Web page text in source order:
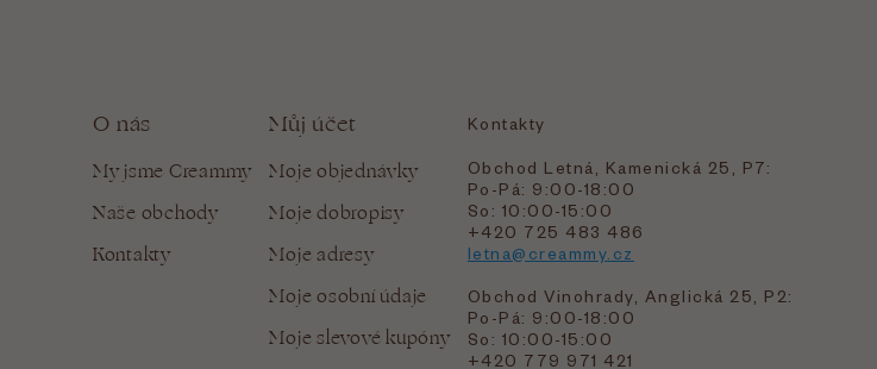
O nás
My jsme Creammy
Naše obchody
Kontakty
Můj účet
Moje objednávky
Moje dobropisy
Moje adresy
Moje osobní údaje
Moje slevové kupóny
Kontakty
Obchod Letná, Kamenická 25, P7:
Po-Pá: 9:00-18:00
So: 10:00-15:00
+420 725 483 486
letna@creammy.cz
Obchod Vinohrady, Anglická 25, P2:
Po-Pá: 9:00-18:00
So: 10:00-15:00
+420 779 971 421